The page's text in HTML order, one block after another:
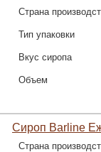
Страна
Тип упаковки
Вкус сиропа
Объем
Сироп Barline
Страна